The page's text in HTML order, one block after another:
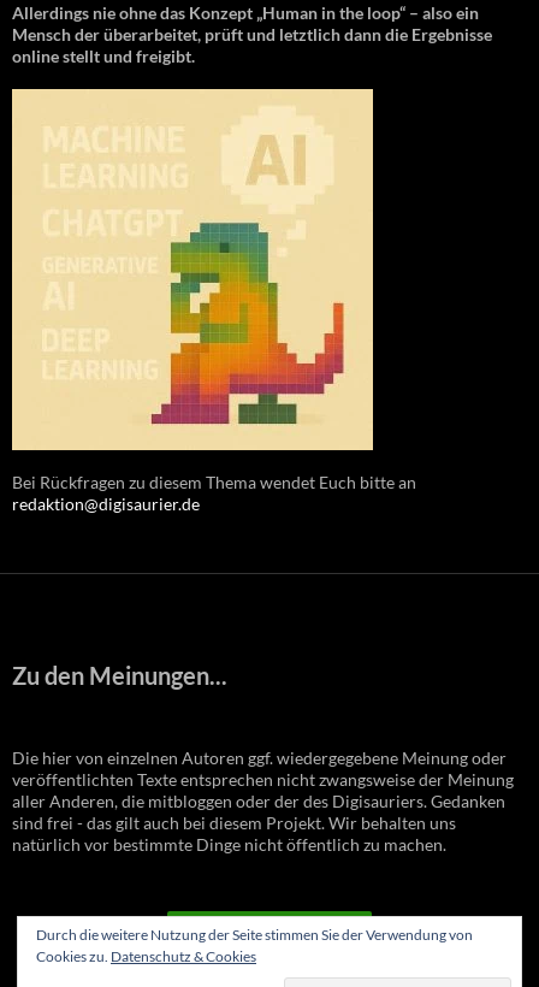
Allerdings nie ohne das Konzept „Human in the loop“ – also ein
Mensch der überarbeitet, prüft und letztlich dann die Ergebnisse
online stellt und freigibt.
Bei Rückfragen zu diesem Thema wendet Euch bitte an
redaktion@digisaurier.de
Zu den Meinungen...
Die hier von einzelnen Autoren ggf. wiedergegebene Meinung oder
veröffentlichten Texte entsprechen nicht zwangsweise der Meinung
aller Anderen, die mitbloggen oder der des Digisauriers. Gedanken
sind frei - das gilt auch bei diesem Projekt. Wir behalten uns
natürlich vor bestimmte Dinge nicht öffentlich zu machen.
VERTRAG WIDERRUFEN
Durch die weitere Nutzung der Seite stimmen Sie der Verwendung von
Cookies zu. Datenschutz & Cookies